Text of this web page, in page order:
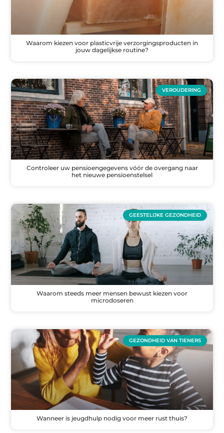
Waarom kiezen voor plasticvrije verzorgingsproducten in
jouw dagelijkse routine?
VEROUDERING
Controleer uw pensioengegevens vóór de overgang naar
het nieuwe pensioenstelsel
GEESTELIJKE GEZONDHEID
Waarom steeds meer mensen bewust kiezen voor
microdoseren
GEZONDHEID VAN TIENERS
Wanneer is jeugdhulp nodig voor meer rust thuis?